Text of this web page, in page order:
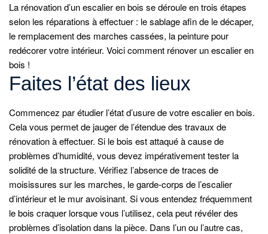
La rénovation d’un escalier en bois se déroule en trois étapes
selon les réparations à effectuer : le sablage afin de le décaper,
le remplacement des marches cassées, la peinture pour
redécorer votre intérieur. Voici comment rénover un escalier en
bois !
Faites l’état des lieux
Commencez par étudier l’état d’usure de votre escalier en bois.
Cela vous permet de jauger de l’étendue des travaux de
rénovation à effectuer. Si le bois est attaqué à cause de
problèmes d’humidité, vous devez impérativement tester la
solidité de la structure. Vérifiez l’absence de traces de
moisissures sur les marches, le garde-corps de l’escalier
d’intérieur et le mur avoisinant. Si vous entendez fréquemment
le bois craquer lorsque vous l’utilisez, cela peut révéler des
problèmes d’isolation dans la pièce. Dans l’un ou l’autre cas,